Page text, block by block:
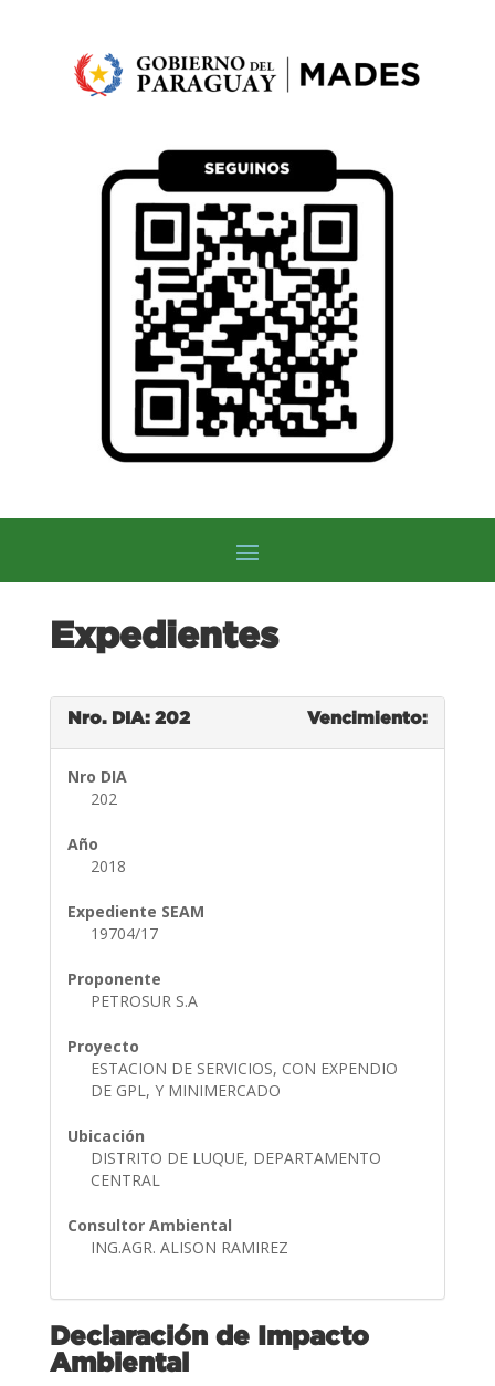
Expedientes
Nro. DIA: 202 Vencimiento:
Nro DIA
202
Año
2018
Expediente SEAM
19704/17
Proponente
PETROSUR S.A
Proyecto
ESTACION DE SERVICIOS, CON EXPENDIO
DE GPL, Y MINIMERCADO
Ubicación
DISTRITO DE LUQUE, DEPARTAMENTO
CENTRAL
Consultor Ambiental
ING.AGR. ALISON RAMIREZ
Declaración de Impacto
Ambiental